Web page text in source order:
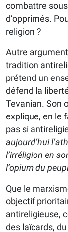
combattre sous
d’opprimés.
religion ?
Autre
tradition
prétend un
défend la
Tevanian. Son
explique, en le
pas si
aujourd’hui
l’irréligion en
l’opium du
Que le
objectif
antireligieuse,
des laïcards,